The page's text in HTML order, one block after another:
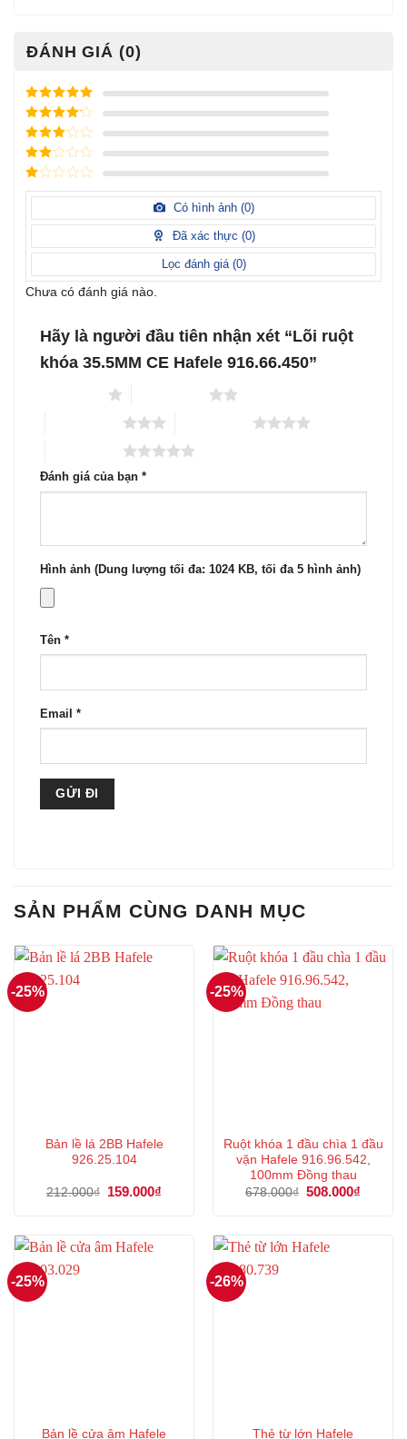
ĐÁNH GIÁ (0)
Được xếp
hạng
5
5
sao
Được xếp
hạng
4
5
sao
Được
xếp
hạng3
5 sao
Được
hạng
sao
Được
hạng
sao
Có hình ảnh (0)
Đã xác thực (0)
Lọc đánh giá (0)
Chưa có đánh giá nào.
Hãy là người đầu tiên nhận xét “Lõi ruột
khóa 35.5MM CE Hafele 916.66.450”
Đánh giá của bạn *
Hình ảnh (Dung lượng tối đa: 1024 KB, tối đa 5 hình ảnh)
Tên *
Email *
SẢN PHẨM CÙNG DANH MỤC
-25%
Bản lề lá 2BB Hafele
926.25.104
212.000₫
Giá
159.000₫
159.000₫.
-25%
Ruột khóa 1 đầu chìa 1 đầu
vặn Hafele 916.96.542,
100mm Đồng thau
678.000₫ Giá
508.000₫
-25%
Bản lề cửa âm Hafele
-26%
Thẻ từ lớn Hafele